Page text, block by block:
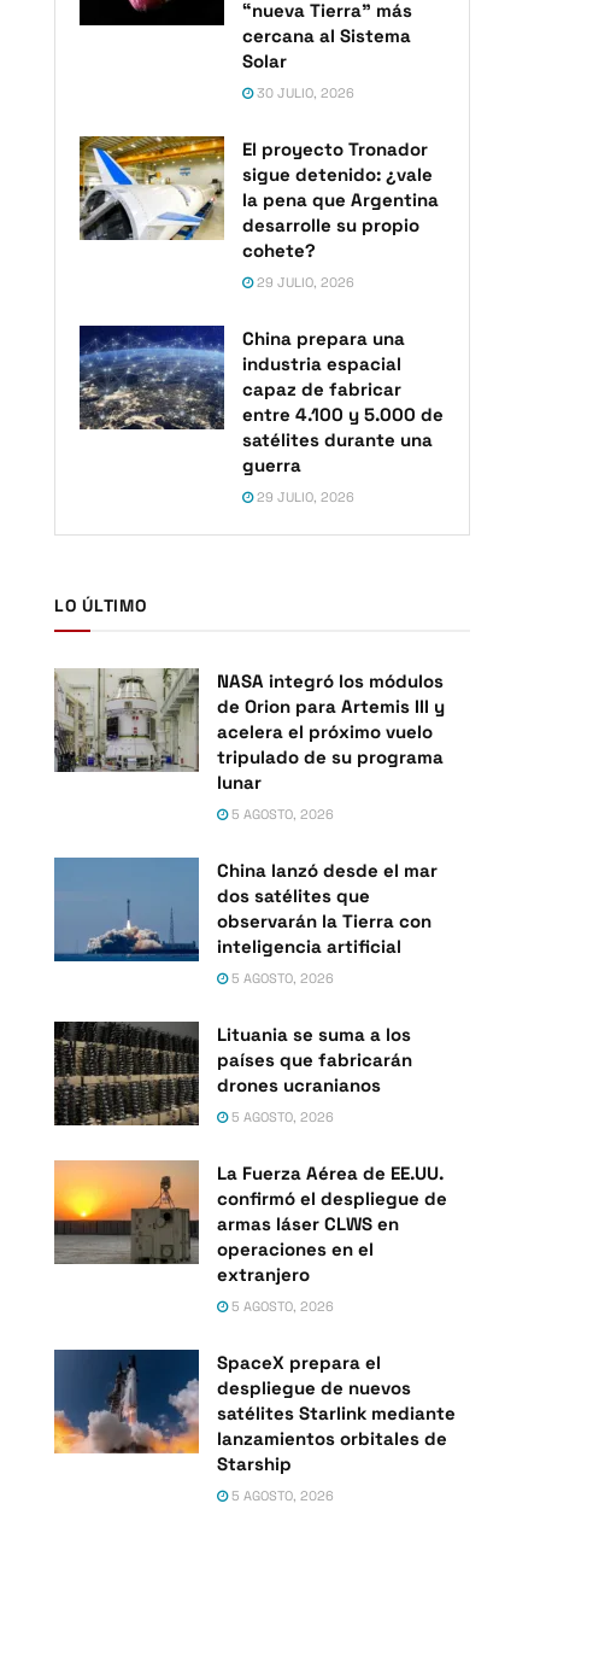
“nueva Tierra” más
cercana al Sistema
Solar
30 JULIO, 2026
El proyecto Tronador
sigue detenido: ¿vale
la pena que Argentina
desarrolle su propio
cohete?
29 JULIO, 2026
China prepara una
industria espacial
capaz de fabricar
entre 4.100 y 5.000 de
satélites durante una
guerra
29 JULIO, 2026
LO ÚLTIMO
NASA integró los módulos
de Orion para Artemis III y
acelera el próximo vuelo
tripulado de su programa
lunar
5 AGOSTO, 2026
China lanzó desde el mar
dos satélites que
observarán la Tierra con
inteligencia artificial
5 AGOSTO, 2026
Lituania se suma a los
países que fabricarán
drones ucranianos
5 AGOSTO, 2026
La Fuerza Aérea de EE.UU.
confirmó el despliegue de
armas láser CLWS en
operaciones en el
extranjero
5 AGOSTO, 2026
SpaceX prepara el
despliegue de nuevos
satélites Starlink mediante
lanzamientos orbitales de
Starship
5 AGOSTO, 2026